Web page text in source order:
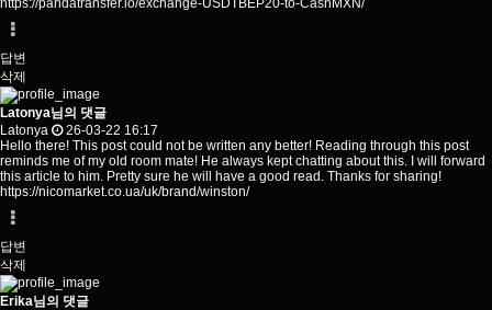
https://pandatransfer.io/exchange-USDTBEP20-to-CashMXN/
답변
삭제
Latonya님의 댓글
Latonya
26-03-22 16:17
Hello there! This post could not be written any better! Reading through this post
reminds me of my old room mate! He always kept chatting about this. I will forward
this article to him. Pretty sure he will have a good read. Thanks for sharing!
https://nicomarket.co.ua/uk/brand/winston/
답변
삭제
Erika님의 댓글